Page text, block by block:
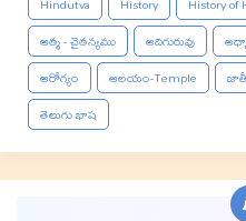
ఆత్మ - చైతన్యము
ఆదిగురువు
ఆరోగ్యం
ఆలయం-Temple
తెలుగు భాష